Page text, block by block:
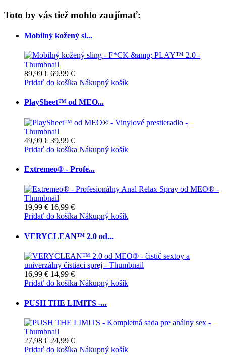
Toto by vás tiež mohlo zaujímať:
Mobilný kožený sl...
89,99 € 69,99 €
Pridať do košíka Nákupný košík
PlaySheet™ od MEO...
49,99 € 39,99 €
Pridať do košíka Nákupný košík
Extremeo® - Profe...
19,99 € 16,99 €
Pridať do košíka Nákupný košík
VERYCLEAN™ 2.0 od...
16,99 € 14,99 €
Pridať do košíka Nákupný košík
PUSH THE LIMITS -...
27,98 € 24,99 €
Pridať do košíka Nákupný košík